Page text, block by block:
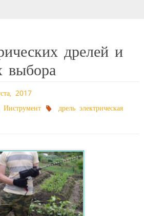
дрелей и
выбора
2017
Инструмент дрель электрическая